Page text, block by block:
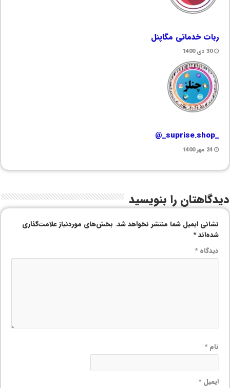
ربات خدماتی مگاپنل
30 دی 1400
_suprise.shop_@
24 مهر 1400
دیدگاهتان را بنویسید
نشانی ایمیل شما منتشر نخواهد شد. بخش‌های موردنیاز علامت‌گذاری
شده‌اند*
دیدگاه*
نام*
ایمیل*